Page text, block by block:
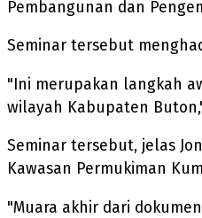
Pembangunan dan
Seminar tersebut
"Ini merupakan langkah
wilayah Kabupaten
Seminar tersebut, jelas
Kawasan Permukiman
"Muara akhir dari